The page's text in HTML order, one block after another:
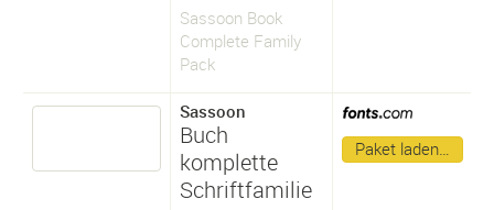
Sassoon Book
Complete Family
Pack
Sassoon
Buch
komplette
Schriftfamilie
Paket laden…